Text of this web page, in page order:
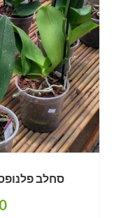
סחלב